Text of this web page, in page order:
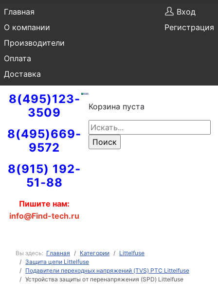
Главная
О компании
Производители
Оплата
Доставка
Вход
Регистрация
8(495)123-
3509
8(495)669-
9572
8(915) 192-
51-88
Пишите нам:
info@Find-tech.ru
Корзина пуста
Вы здесь: Главная Категории
Littelfuse
Защита цепи Littelfuse
Подавители переходных напряжений (TVS) PTC Littelfuse
Устройства защиты от перенапряжения (SPD) Littelfuse